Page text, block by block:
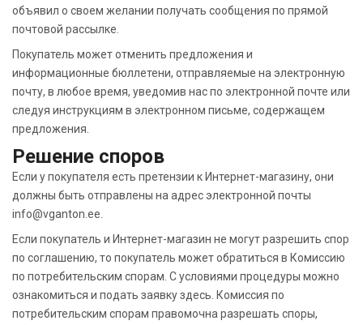
объявил о своем желании получать сообщения по прямой
почтовой рассылке.
Покупатель может отменить предложения и
информационные бюллетени, отправляемые на электронную
почту, в любое время, уведомив нас по электронной почте или
следуя инструкциям в электронном письме, содержащем
предложения.
Решение споров
Если у покупателя есть претензии к Интернет-магазину, они
должны быть отправлены на адрес электронной почты
info@vganton.ee.
Если покупатель и Интернет-магазин не могут разрешить спор
по соглашению, то покупатель может обратиться в Комиссию
по потребительским спорам. С условиями процедуры можно
ознакомиться и подать заявку здесь. Комиссия по
потребительским спорам правомочна разрешать споры,